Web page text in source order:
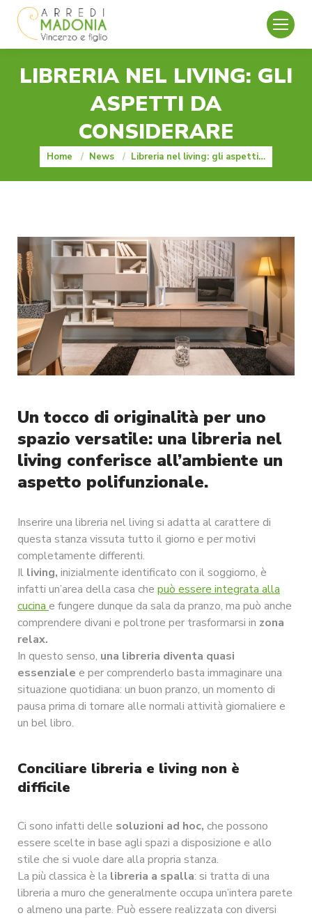
LIBRERIA NEL LIVING: GLI
ASPETTI DA
CONSIDERARE
You are here:
Home News Libreria nel living: gli aspetti…
Un tocco di originalità per uno
spazio versatile: una libreria nel
living conferisce all’ambiente un
aspetto polifunzionale.
Inserire una libreria nel living si adatta al carattere di
questa stanza vissuta tutto il giorno e per motivi
completamente differenti.
Il living, inizialmente identificato con il soggiorno, è
infatti un’area della casa che può essere integrata alla
cucina e fungere dunque da sala da pranzo, ma può anche
comprendere divani e poltrone per trasformarsi in zona
relax.
In questo senso, una libreria diventa quasi
essenziale e per comprenderlo basta immaginare una
situazione quotidiana: un buon pranzo, un momento di
pausa prima di tornare alle normali attività giornaliere e
un bel libro.
Conciliare libreria e living non è
difficile
Ci sono infatti delle soluzioni ad hoc, che possono
essere scelte in base agli spazi a disposizione e allo
stile che si vuole dare alla propria stanza.
La più classica è la libreria a spalla: si tratta di una
libreria a muro che generalmente occupa un’intera parete
o almeno una parte. Può essere realizzata con diversi